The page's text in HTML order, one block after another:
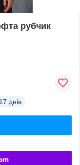
рубчик
17 днів